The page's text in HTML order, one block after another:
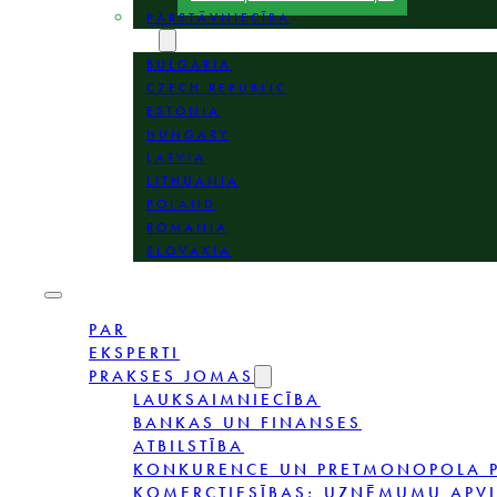
PĀRSTĀVNIECĪBA
BULGARIA
CZECH REPUBLIC
ESTONIA
HUNGARY
LATVIA
LITHUANIA
POLAND
ROMANIA
SLOVAKIA
PAR
EKSPERTI
PRAKSES JOMAS
LAUKSAIMNIECĪBA
BANKAS UN FINANSES
ATBILSTĪBA
KONKURENCE UN PRETMONOPOLA
KOMERCTIESĪBAS; UZŅĒMUMU